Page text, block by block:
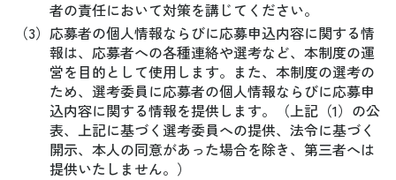
者の責任において対策を講じてください。
（3） 応募者の個人情報ならびに応募申込内容に関する情
報は、応募者への各種連絡や選考など、本制度の運
営を目的として使用します。また、本制度の選考の
ため、選考委員に応募者の個人情報ならびに応募申
込内容に関する情報を提供します。（上記（1）の公
表、上記に基づく選考委員への提供、法令に基づく
開示、本人の同意があった場合を除き、第三者へは
提供いたしません。）